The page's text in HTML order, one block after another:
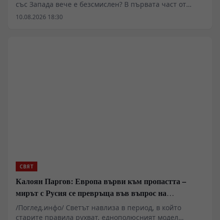
със Запада вече е безсмислен? В първата част от
разговора ми с геополитическия анализатор
10.08.2026 18:30
СВЯТ
Калоян Паргов: Европа върви към пропастта –
мирът с Русия се превръща във въпрос на
оцеляване
/Поглед.инфо/ Светът навлиза в период, в който
старите правила рухват, еднополюсният модел